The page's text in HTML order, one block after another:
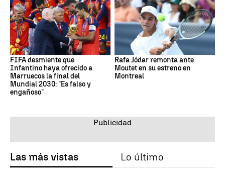
FIFA desmiente que
Infantino haya ofrecido a
Marruecos la final del
Mundial 2030: "Es falso y
engañoso"
Rafa Jódar remonta ante
Moutet en su estreno en
Montreal
Las más vistas Lo último